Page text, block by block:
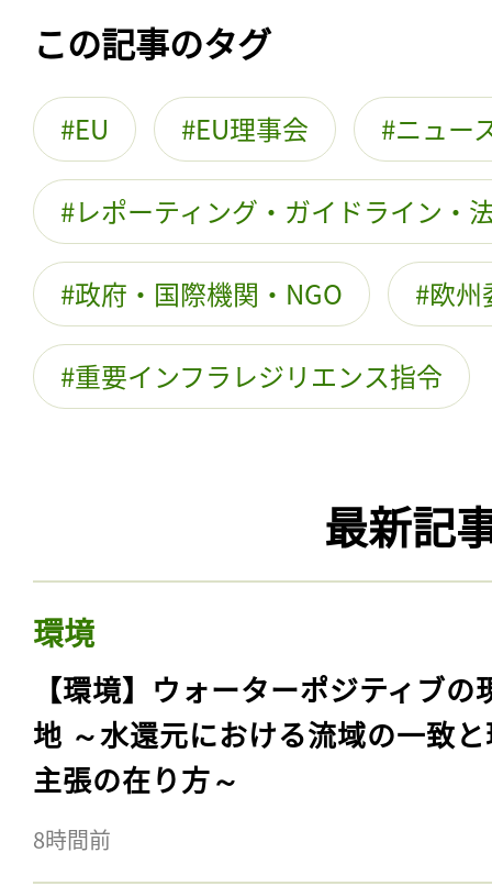
この記事のタグ
EU EU理事会 ニュー
レポーティング・ガイドライン・
政府・国際機関・NGO 欧州
重要インフラレジリエンス指令
最新記
環境
【環境】ウォーターポジティブの
地 ～水還元における流域の一致
主張の在り方～
8時間前